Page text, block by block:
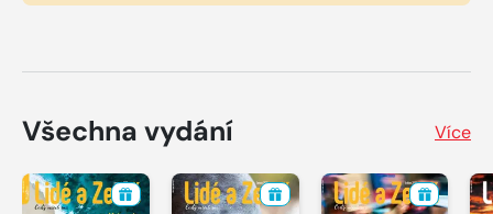
Všechna vydání Více